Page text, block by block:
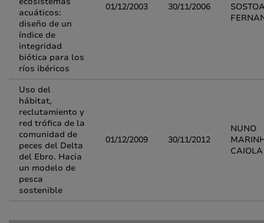
acuáticos:
diseño de un
índice de
integridad
biótica para los
ríos ibéricos
01/12/2003 30/11/2006
Uso del
hábitat,
reclutamiento y
red trófica de la
comunidad de
peces del Delta
del Ebro. Hacia
un modelo de
pesca
sostenible
01/12/2009 30/11/2012
NUNO
CAIOLA